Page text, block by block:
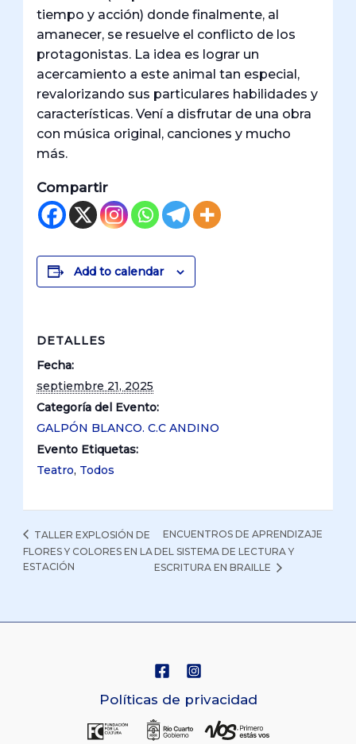
tiempo y acción) donde finalmente, al
amanecer, se resuelve el conflicto de los
protagonistas. La idea es lograr un
acercamiento a este animal tan especial,
revalorizando sus particulares habilidades y
características. Vení a disfrutar de una obra
con música original, canciones y mucho
más.
Compartir
Add to calendar
DETALLES
Fecha:
septiembre 21, 2025
Categoría del Evento:
GALPÓN BLANCO. C.C ANDINO
Evento Etiquetas:
Teatro, Todos
TALLER EXPLOSIÓN DE
FLORES Y COLORES EN LA
ESTACIÓN
ENCUENTROS DE APRENDIZAJE
DEL SISTEMA DE LECTURA Y
ESCRITURA EN BRAILLE
Políticas de privacidad